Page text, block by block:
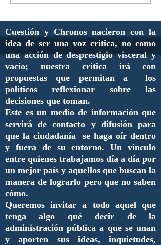
Cuestión y Chronos nacieron con la
idea de ser una voz crítica, no como
una acción de desprestigio visceral y
vacío; nuestra crítica irá con
propuestas que permitan a los
políticos reflexionar sobre las
decisiones que toman.
Este es un medio de información que
servirá de contacto y difusión para
que la ciudadanía se haga oír dentro
y fuera de su entorno. Un vínculo
entre quienes trabajamos día a día por
un mejor país y aquellos que buscan la
manera de lograrlo pero que no saben
cómo.
Queremos invitar a todo aquel que
tenga algo qué decir de la
administración pública a que se unan
y aporten sus ideas, inquietudes,